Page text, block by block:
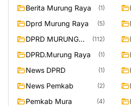
Berita Murung Raya (1)
Dprd Murung Raya (5)
DPRD MURUNG
(112)
DPRD.Murung Raya (1)
News DPRD (1)
News Pemkab (2)
Pemkab Mura (4)